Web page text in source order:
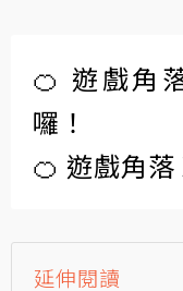
🍊 遊戲角
囉！
🍊 遊戲角
延伸閱讀